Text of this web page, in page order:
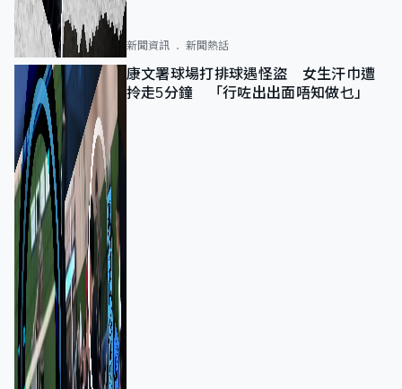
新聞資訊 新聞熱話
康文署球場打排球遇怪盜 女生汗巾遭
拎走5分鐘 「行咗出出面唔知做乜」